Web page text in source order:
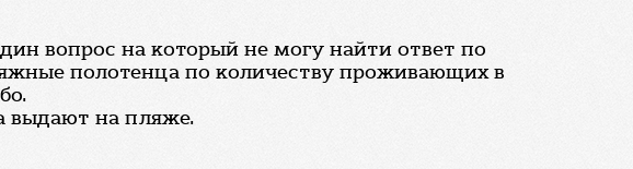
вопрос на который не могу найти ответ по
полотенца по количеству проживающих в
выдают на пляже.